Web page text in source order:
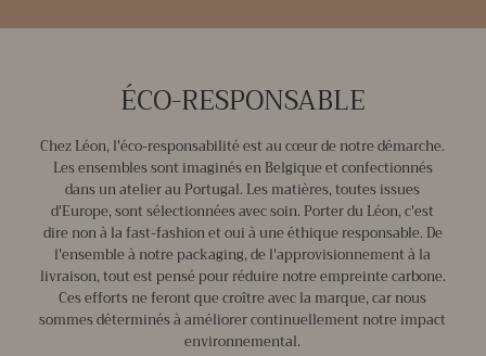
ÉCO-RESPONSABLE
Chez Léon, l'éco-responsabilité est au cœur de notre démarche.
Les ensembles sont imaginés en Belgique et confectionnés
dans un atelier au Portugal. Les matières, toutes issues
d'Europe, sont sélectionnées avec soin. Porter du Léon, c'est
dire non à la fast-fashion et oui à une éthique responsable. De
l'ensemble à notre packaging, de l'approvisionnement à la
livraison, tout est pensé pour réduire notre empreinte carbone.
Ces efforts ne feront que croître avec la marque, car nous
sommes déterminés à améliorer continuellement notre impact
environnemental.